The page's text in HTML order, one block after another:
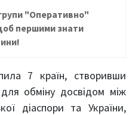
"Оперативно"
об першими знати
7 країн, створивши
обміну досвідом між
діаспори та України,